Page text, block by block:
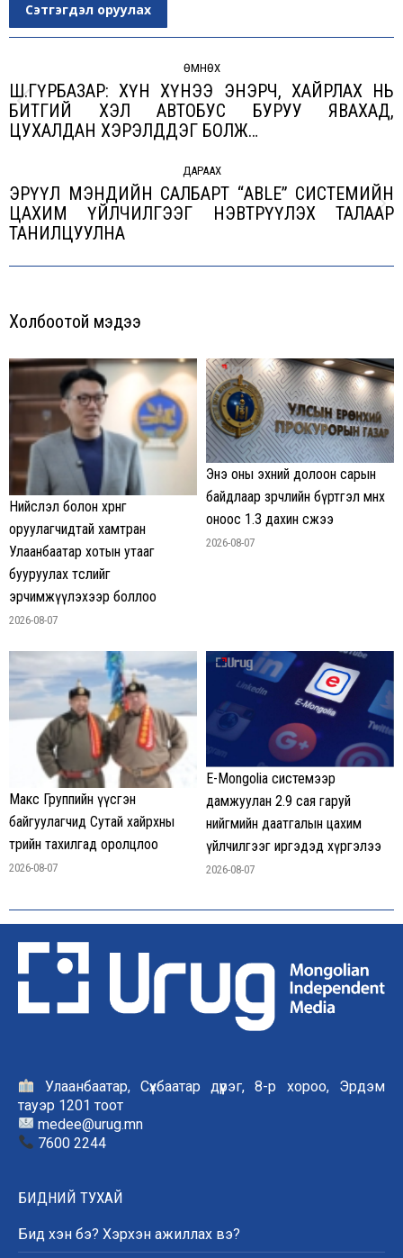
Сэтгэгдэл оруулах
ӨМНӨХ
Previous
post:
Ш.ГҮРБАЗАР: ХҮН ХҮНЭЭ ЭНЭРЧ, ХАЙРЛАХ НЬ
БИТГИЙ ХЭЛ АВТОБУС БУРУУ ЯВАХАД,
ЦУХАЛДАН ХЭРЭЛДДЭГ БОЛЖ…
ДАРААХ
Next
ЭРҮҮЛ МЭНДИЙН САЛБАРТ “ABLE” СИСТЕМИЙН
ЦАХИМ ҮЙЛЧИЛГЭЭГ НЭВТРҮҮЛЭХ ТАЛААР
ТАНИЛЦУУЛНА
Холбоотой мэдээ
Нийслэл болон хөрөнгө
оруулагчидтай хамтран
Улаанбаатар хотын утааг
бууруулах төслийг
эрчимжүүлэхээр боллоо
2026-08-07
Энэ оны эхний долоон сарын
байдлаар зөрчлийн бүртгэл өмнөх
оноос 1.3 дахин өсжээ
2026-08-07
Макс Группийн үүсгэн
байгуулагчид Сутай хайрхны
төрийн тахилгад оролцлоо
2026-08-07
E-Mongolia системээр
дамжуулан 2.9 сая гаруй
нийгмийн даатгалын цахим
үйлчилгээг иргэдэд хүргэлээ
2026-08-07
Улаанбаатар, Сүхбаатар дүүрэг, 8-р хороо, Эрдэм
тауэр 1201 тоот
medee@urug.mn
7600 2244
БИДНИЙ ТУХАЙ
Бид хэн бэ? Хэрхэн ажиллах вэ?